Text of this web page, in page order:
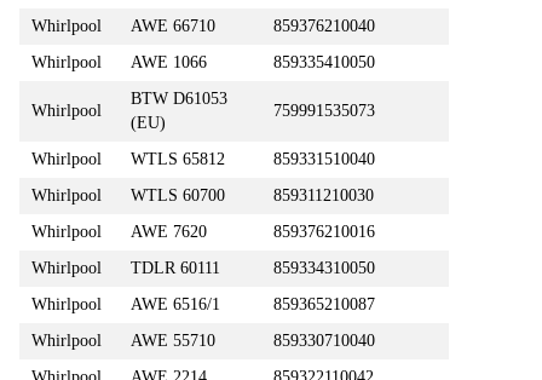
Whirlpool AWE 66710
859376210040
Whirlpool
AWE 1066 859335410050
Whirlpool
BTW D61053
(EU)
759991535073
Whirlpool WTLS 65812
859331510040
Whirlpool
WTLS 60700
859311210030
Whirlpool
AWE 7620
859376210016
Whirlpool
TDLR 60111
859334310050
Whirlpool
AWE 6516/1
859365210087
Whirlpool
AWE 55710
859330710040